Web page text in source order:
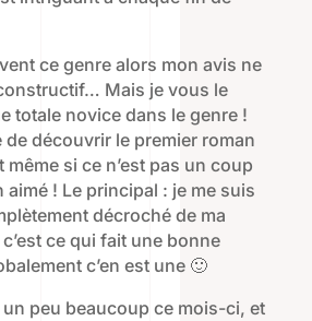
ce genre alors mon avis ne
Mais je vous le
totale novice dans le genre !
de découvrir le premier roman
si ce n’est pas un coup
aimé ! Le principal : je me suis
décroché de ma
ce qui fait une bonne
c’en est une 🙂
peu beaucoup ce mois-ci, et